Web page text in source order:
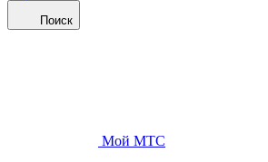
Поиск
Мой МТС